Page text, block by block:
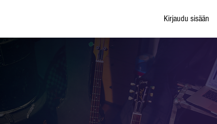
Kirjaudu sisään